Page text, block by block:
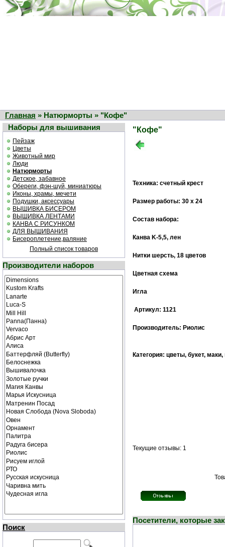
Главная » Натюрморты » "Кофе"
Наборы для вышивания
Пейзаж
Цветы
Животный мир
Люди
Натюрморты
Детское, забавное
Обереги, фэн-шуй, миниатюры
Иконы, храмы, мечети
Подушки, аксессуары
ВЫШИВКА БИСЕРОМ
ВЫШИВКА ЛЕНТАМИ
КАНВА С РИСУНКОМ
ДЛЯ ВЫШИВАНИЯ
Бисероплетение,валяние
Полный список товаров
Производители наборов
Поиск
"Кофе"
Техника: счетный крест
Размер работы: 30 х 24
Состав набора:
Канва K-5,5, лен
Нитки шерсть, 18 цветов
Цветная cхема
Игла
Артикул: 1121
Производитель: Риолис
Категория: цветы, букет,
Текущие отзывы: 1
Посетители, которые